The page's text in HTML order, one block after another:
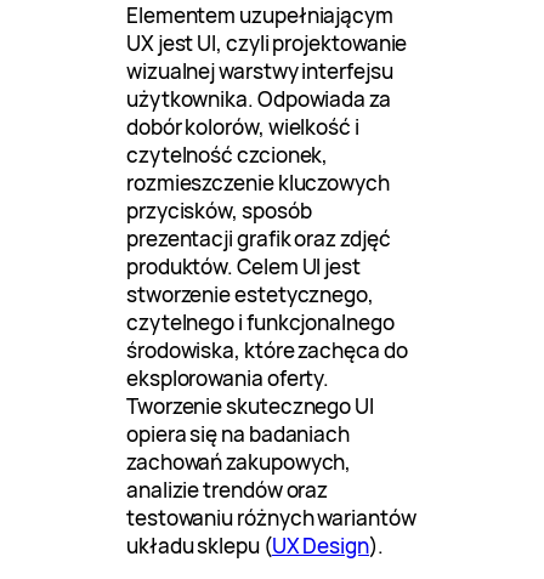
Elementem uzupełniającym
UX jest UI, czyli projektowanie
wizualnej warstwy interfejsu
użytkownika. Odpowiada za
dobór kolorów, wielkość i
czytelność czcionek,
rozmieszczenie kluczowych
przycisków, sposób
prezentacji grafik oraz zdjęć
produktów. Celem UI jest
stworzenie estetycznego,
czytelnego i funkcjonalnego
środowiska, które zachęca do
eksplorowania oferty.
Tworzenie skutecznego UI
opiera się na badaniach
zachowań zakupowych,
analizie trendów oraz
testowaniu różnych wariantów
układu sklepu (UX Design).